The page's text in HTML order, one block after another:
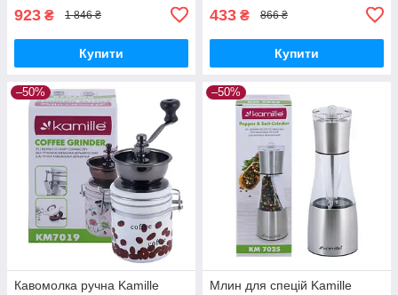
923 ₴ 1 846 ₴
Купити
433 ₴ 866 ₴
Купити
–50%
Кавомолка ручна Kamille
–50%
Млин для спецій Kamille